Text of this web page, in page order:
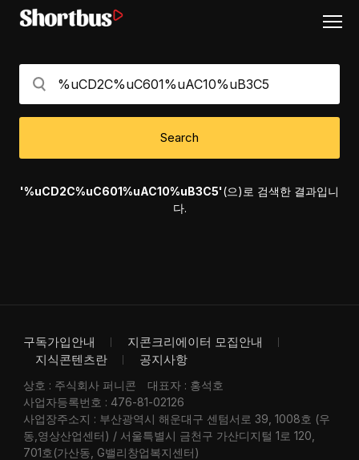
Search
'%uCD2C%uC601%uAC10%uB3C5'(으)로 검색한 결과입니
다.
구독가입안내
지콘크리에이터 모집안내
지식콘텐츠란
공지사항
상호 : 주식회사 퍼니콘
대표자 : 홍석호
사업자등록번호 : 476-81-02126
사업장주소지 : 부산광역시 해운대구 센텀서로 39, 1008호 (우
동,영상산업센터) / 서울특별시 금천구 가산디지털 1로 120,
701호(가산동, G밸리창업복지센터)